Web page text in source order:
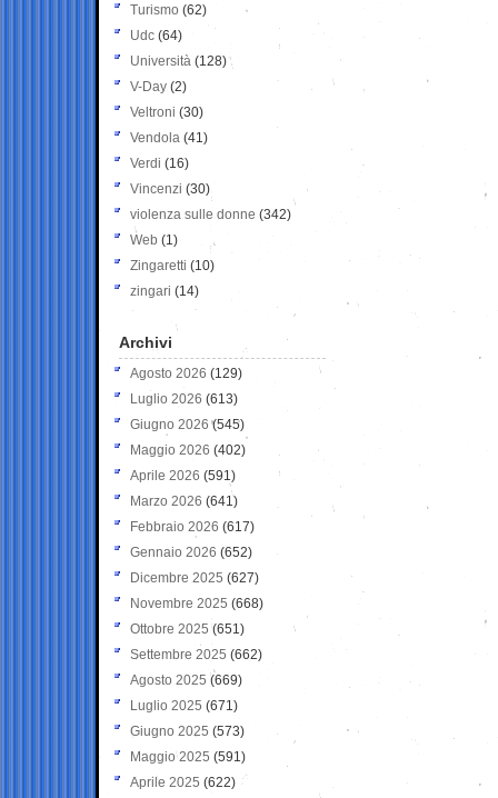
Turismo (62)
Udc (64)
Università (128)
V-Day (2)
Veltroni (30)
Vendola (41)
Verdi (16)
Vincenzi (30)
violenza sulle donne (342)
Web (1)
Zingaretti (10)
zingari (14)
Archivi
Agosto 2026 (129)
Luglio 2026 (613)
Giugno 2026 (545)
Maggio 2026 (402)
Aprile 2026 (591)
Marzo 2026 (641)
Febbraio 2026 (617)
Gennaio 2026 (652)
Dicembre 2025 (627)
Novembre 2025 (668)
Ottobre 2025 (651)
Settembre 2025 (662)
Agosto 2025 (669)
Luglio 2025 (671)
Giugno 2025 (573)
Maggio 2025 (591)
Aprile 2025 (622)